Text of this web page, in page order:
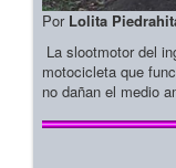
Por Lolita
La slootmotor del
motocicleta que
no dañan el medio